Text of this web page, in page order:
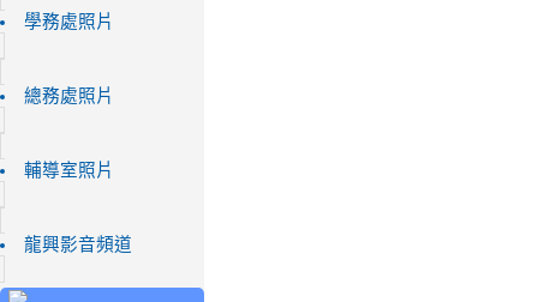
學務處照片
總務處照片
輔導室照片
龍興影音頻道